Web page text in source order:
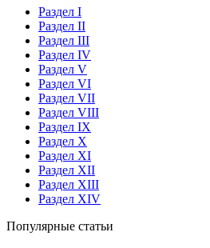
Раздел I
Раздел II
Раздел III
Раздел IV
Раздел V
Раздел VI
Раздел VII
Раздел VIII
Раздел IX
Раздел X
Раздел XI
Раздел XII
Раздел XIII
Раздел XIV
Популярные статьи